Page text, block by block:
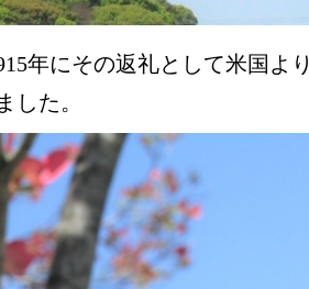
年にその返礼として米国より
した。